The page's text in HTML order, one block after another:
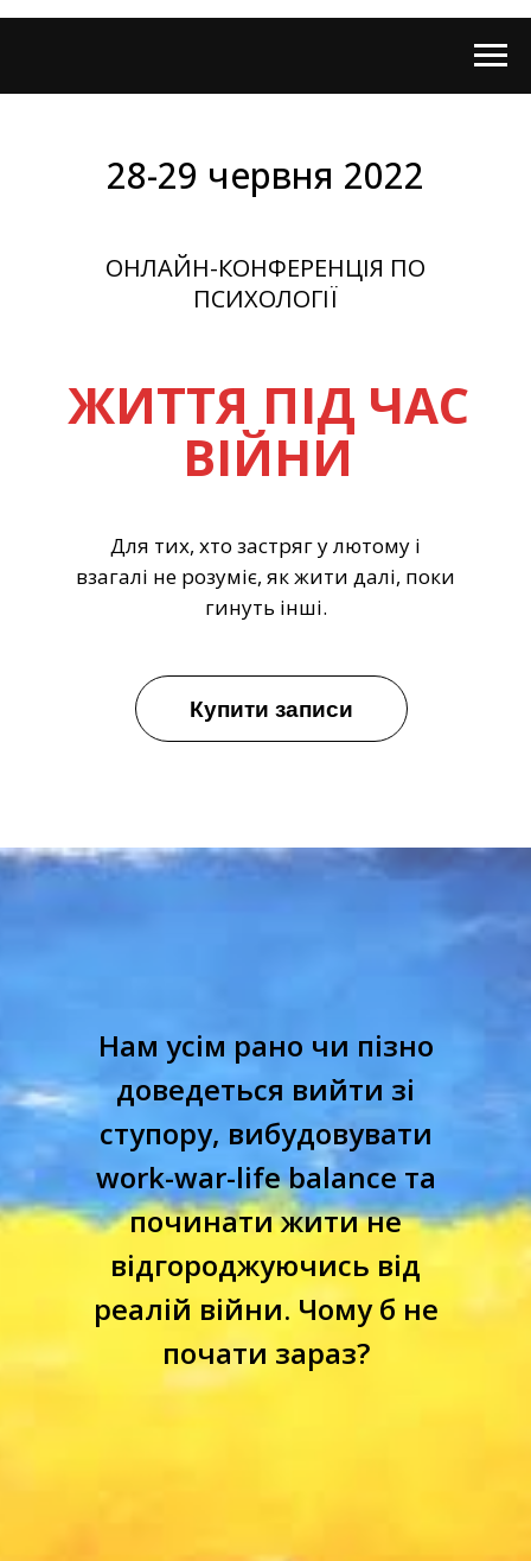
28-29 червня 2022
ОНЛАЙН-КОНФЕРЕНЦІЯ ПО
ПСИХОЛОГІЇ
ЖИТТЯ ПІД ЧАС
ВІЙНИ
Для тих, хто застряг у лютому і
взагалі не розуміє, як жити далі, поки
гинуть інші.
Купити записи
Нам усім рано чи пізно
доведеться вийти зі
ступору, вибудовувати
work-war-life balance та
починати жити не
відгороджуючись від
реалій війни. Чому б не
почати зараз?